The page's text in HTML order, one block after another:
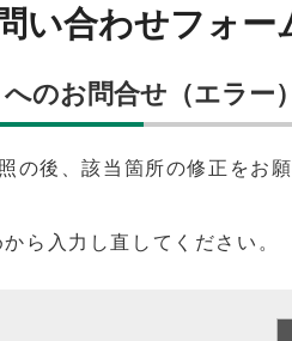
い合わせフォー
のお問合せ（エラー）
の後、該当箇所の修正をお願
ら入力し直してください。